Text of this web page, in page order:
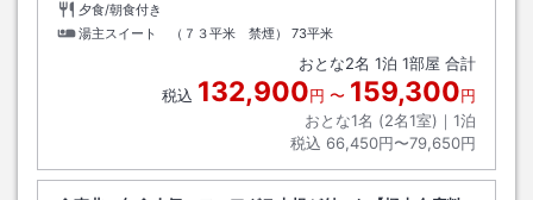
夕食/朝食付き
湯主スイート （７３平米 禁煙）
73平米
おとな2名 1泊 1部屋 合計
税込 132,900円 〜 159,300円
おとな1名 (2名1室)｜ 1泊
税込 66,450円〜79,650円